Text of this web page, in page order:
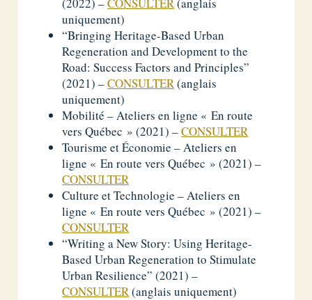
uniquement)
“Bringing Heritage-Based Urban
Regeneration and Development to the
Road: Success Factors and Principles”
(2021) –CONSULTER(anglais
uniquement)
Mobilité – Ateliers en ligne « En route
vers Québec » (2021) –CONSULTER
Tourisme et Économie – Ateliers en
ligne « En route vers Québec » (2021) –
CONSULTER
Culture et Technologie – Ateliers en
ligne « En route vers Québec » (2021) –
CONSULTER
“Writing a New Story: Using Heritage-
Based Urban Regeneration to Stimulate
Urban Resilience” (2021) –
CONSULTER(anglais uniquement)